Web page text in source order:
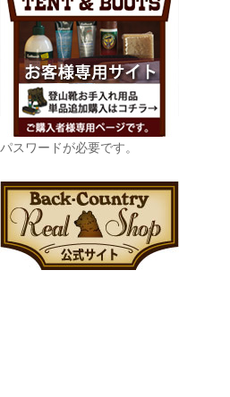
パスワードが必要です。